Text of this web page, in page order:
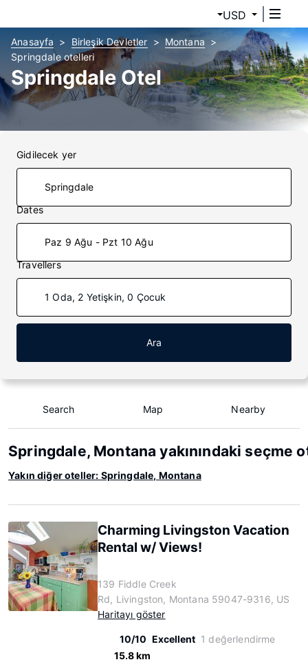
USD
Anasayfa Birleşik Devletler
Montana
Springdale otelleri
Springdale Otel
Gidilecek yer
Dates
Paz 9 Ağu - Pzt 10 Ağu
Travellers
1 Oda, 2 Yetişkin, 0 Çocuk
Ara
Search Map Nearby
Springdale, Montana yakınındaki seçme
Yakın diğer oteller: Springdale, Montana
Charming Livingston Vacation
Rental w/ Views!
139 Fiddle Creek
Rd, Livingston, Montana 59047-9316, US
Haritayı göster
10/10 Excellent 1 değerlendirme
15.8 km